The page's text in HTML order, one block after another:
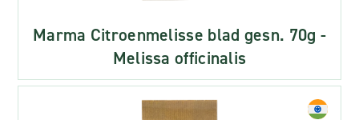
Marma Citroenmelisse blad gesn. 70g -
Melissa officinalis